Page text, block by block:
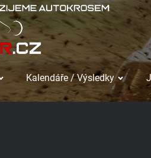
Kalendáře / Výsledky